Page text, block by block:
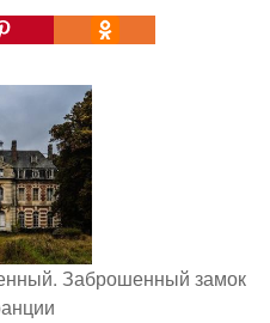
Заброшенный замок